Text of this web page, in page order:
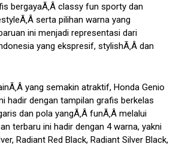
bergayaÃ‚Â classy fun sporty dan
serta pilihan warna yang
ini menjadi representasi dari
yang ekspresif, stylishÃ‚Â dan
yang semakin atraktif, Honda Genio
hadir dengan tampilan grafis berkelas
dan pola yangÃ‚Â funÃ‚Â melalui
terbaru ini hadir dengan 4 warna, yakni
Radiant Red Black, Radiant Silver Black,